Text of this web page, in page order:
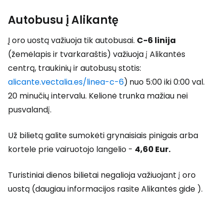
Autobusu į Alikantę
Į oro uostą važiuoja tik autobusai. C-6 linija
(žemėlapis ir tvarkaraštis) važiuoja į Alikantės
centrą, traukinių ir autobusų stotis:
alicante.vectalia.es/linea-c-6) nuo 5:00 iki 0:00 val.
20 minučių intervalu. Kelionė trunka mažiau nei
pusvalandį.
Už bilietą galite sumokėti grynaisiais pinigais arba
kortele prie vairuotojo langelio - 4,60 Eur.
Turistiniai dienos bilietai negalioja važiuojant į oro
uostą (daugiau informacijos rasite Alikantės gide ).